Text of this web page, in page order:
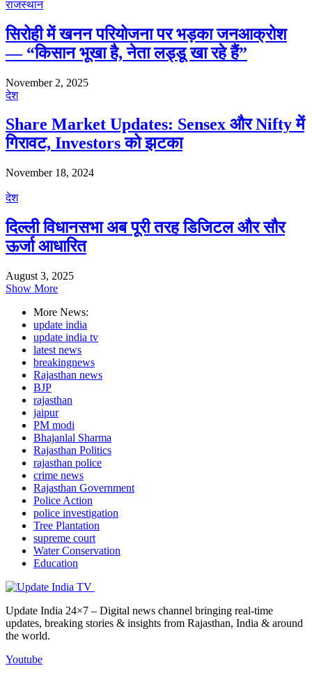
राजस्थान
सिरोही में खनन परियोजना पर भड़का जनआक्रोश
— “किसान भूखा है, नेता लड्डू खा रहे हैं”
November 2, 2025
देश
Share Market Updates: Sensex और Nifty में
गिरावट, Investors को झटका
November 18, 2024
देश
दिल्ली विधानसभा अब पूरी तरह डिजिटल और सौर
ऊर्जा आधारित
August 3, 2025
Show More
More News:
update india
update india tv
latest news
breakingnews
Rajasthan news
BJP
rajasthan
jaipur
PM modi
Bhajanlal Sharma
Rajasthan Politics
rajasthan police
crime news
Rajasthan Government
Police Action
police investigation
Tree Plantation
supreme court
Water Conservation
Education
Update India 24×7 – Digital news channel bringing real-time
updates, breaking stories & insights from Rajasthan, India & around
the world.
Youtube